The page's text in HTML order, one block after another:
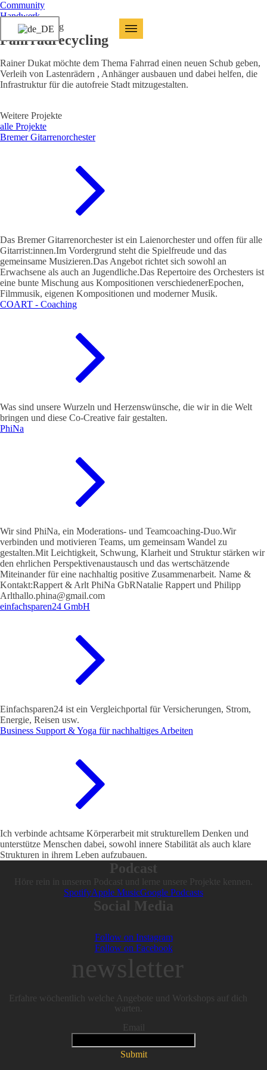
Community
Handwerk
Fahrradrecycling
Fahrradrecycling
Rainer Dukat möchte dem Thema Fahrrad einen neuen Schub geben,
Verleih von Lastenrädern , Anhänger ausbauen und dabei helfen, die
Infrastruktur für die autofreie Stadt mitzugestalten.
Weitere Projekte
alle Projekte
Bremer Gitarrenorchester
Das Bremer Gitarrenorchester ist ein Laienorchester und offen für alle
Gitarrist:innen.Im Vordergrund steht die Spielfreude und das
gemeinsame Musizieren.Das Angebot richtet sich sowohl an
Erwachsene als auch an Jugendliche.Das Repertoire des Orchesters ist
eine bunte Mischung aus Kompositionen verschiedenerEpochen,
Filmmusik, eigenen Kompositionen und moderner Musik.
COART - Coaching
Was sind unsere Wurzeln und Herzenswünsche, die wir in die Welt
bringen und diese Co-Creative fair gestalten.
PhiNa
Wir sind PhiNa, ein Moderations- und Teamcoaching-Duo.Wir
verbinden und motivieren Teams, um gemeinsam Wandel zu
gestalten.Mit Leichtigkeit, Schwung, Klarheit und Struktur stärken wir
den ehrlichen Perspektivenaustausch und das wertschätzende
Miteinander für eine nachhaltig positive Zusammenarbeit. Name &
Kontakt:Rappert & Arlt PhiNa GbRNatalie Rappert und Philipp
Arlthallo.phina@gmail.com
einfachsparen24 GmbH
Einfachsparen24 ist ein Vergleichportal für Versicherungen, Strom,
Energie, Reisen usw.
Business Support & Yoga für nachhaltiges Arbeiten
Ich verbinde achtsame Körperarbeit mit strukturellem Denken und
unterstütze Menschen dabei, sowohl innere Stabilität als auch klare
Strukturen in ihrem Leben aufzubauen.
Podcast
Höre rein in unseren Podcast und lerne unsere Projekte kennen.
SpotifyApple MusicGoogle Podcasts
Social Media
Follow on Instagram
Follow on Facebook
newsletter
Erfahre wöchentlich welche Angebote und Workshops auf dich
warten.
Email
Submit